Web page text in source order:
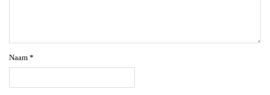
Naam *